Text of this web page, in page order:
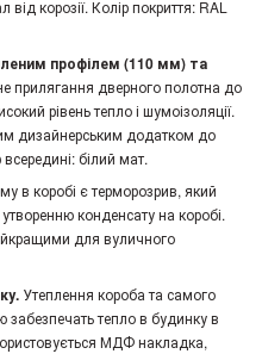
корозії. Колір покриття: RAL
профілем (110 мм) та
прилягання дверного полотна до
рівень тепло і шумоізоляції.
дизайнерським додатком до
білий мат.
в коробі є терморозрив, який
конденсату на коробі.
для вуличного
Утеплення короба та самого
тепло в будинку в
МДФ накладка,